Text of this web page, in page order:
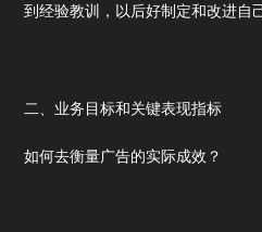
到经验教训，以后好制定和改进自
二、业务目标和关键表现指标
如何去衡量广告的实际成效？